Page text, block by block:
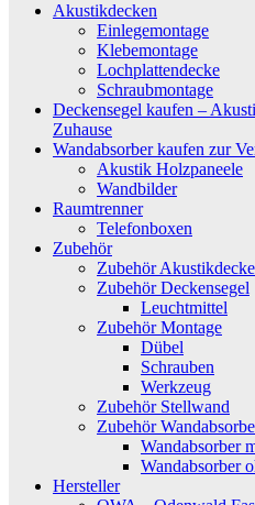
Akustikdecken
Einlegemontage
Klebemontage
Lochplattendecke
Schraubmontage
Deckensegel kaufen –
Zuhause
Wandabsorber kaufen zur
Akustik Holzpaneele
Wandbilder
Raumtrenner
Telefonboxen
Zubehör
Zubehör
Zubehör Deckensegel
Leuchtmittel
Zubehör Montage
Dübel
Schrauben
Werkzeug
Zubehör Stellwand
Zubehör
Wandabsorber
Wandabsorber
Hersteller